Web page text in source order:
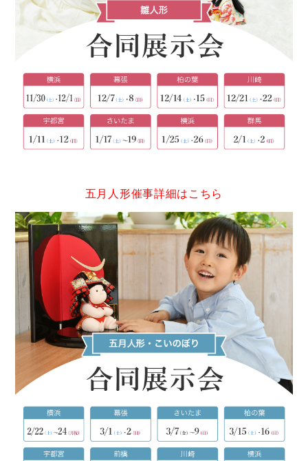
五月人形催事詳細はこちら